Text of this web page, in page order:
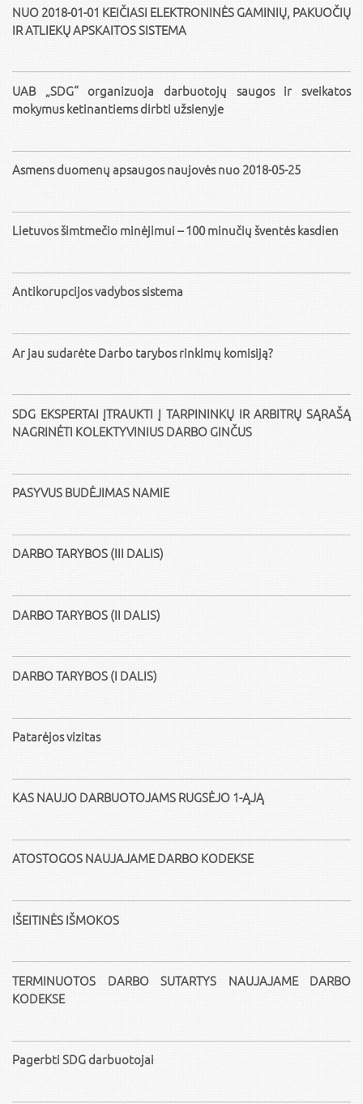
NUO 2018-01-01 KEIČIASI ELEKTRONINĖS GAMINIŲ, PAKUOČIŲ
IR ATLIEKŲ APSKAITOS SISTEMA
UAB „SDG“ organizuoja darbuotojų saugos ir sveikatos
mokymus ketinantiems dirbti užsienyje
Asmens duomenų apsaugos naujovės nuo 2018-05-25
Lietuvos šimtmečio minėjimui – 100 minučių šventės kasdien
Antikorupcijos vadybos sistema
Ar jau sudarėte Darbo tarybos rinkimų komisiją?
SDG EKSPERTAI ĮTRAUKTI Į TARPININKŲ IR ARBITRŲ SĄRAŠĄ
NAGRINĖTI KOLEKTYVINIUS DARBO GINČUS
PASYVUS BUDĖJIMAS NAMIE
DARBO TARYBOS (III DALIS)
DARBO TARYBOS (II DALIS)
DARBO TARYBOS (I DALIS)
Patarėjos vizitas
KAS NAUJO DARBUOTOJAMS RUGSĖJO 1-ĄJĄ
ATOSTOGOS NAUJAJAME DARBO KODEKSE
IŠEITINĖS IŠMOKOS
TERMINUOTOS DARBO SUTARTYS NAUJAJAME DARBO
KODEKSE
Pagerbti SDG darbuotojai